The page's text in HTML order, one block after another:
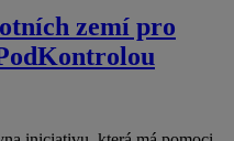
zemí pro